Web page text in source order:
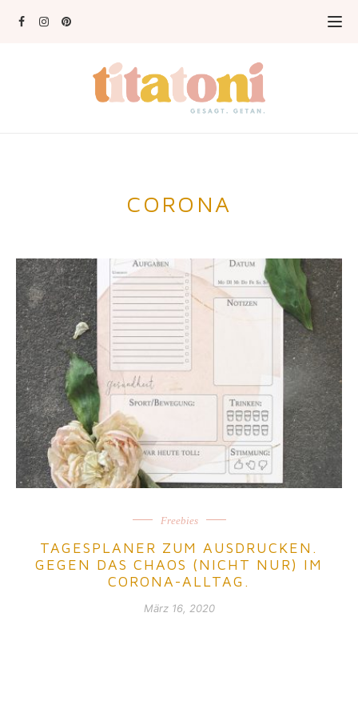
CORONA
Freebies
TAGESPLANER ZUM AUSDRUCKEN.
GEGEN DAS CHAOS (NICHT NUR) IM
CORONA-ALLTAG.
März 16, 2020